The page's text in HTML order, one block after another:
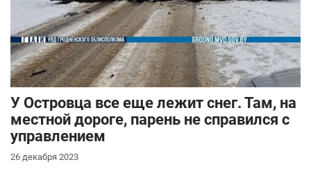
У Островца все еще лежит снег. Там, на
местной дороге, парень не справился с
управлением
26 декабря 2023